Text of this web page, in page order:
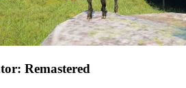
Remastered